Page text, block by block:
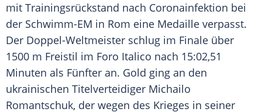
mit Trainingsrückstand nach Coronainfektion bei
der Schwimm-EM in Rom eine Medaille verpasst.
Der Doppel-Weltmeister schlug im Finale über
1500 m Freistil im Foro Italico nach 15:02,51
Minuten als Fünfter an. Gold ging an den
ukrainischen Titelverteidiger Michailo
Romantschuk, der wegen des Krieges in seiner